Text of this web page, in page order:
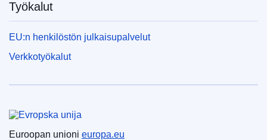
Työkalut
EU:n henkilöstön julkaisupalvelut
Verkkotyökalut
Euroopan unioni europa.eu